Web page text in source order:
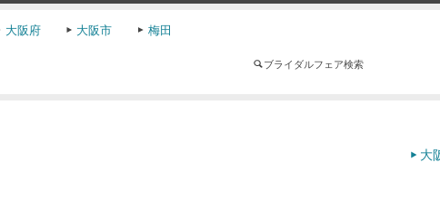
大阪府 大阪市 梅田
ブライダルフェア検索
大